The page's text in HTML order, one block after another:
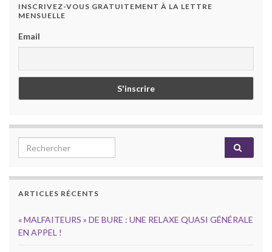
INSCRIVEZ-VOUS GRATUITEMENT À LA LETTRE
MENSUELLE
Email
Search for:
ARTICLES RÉCENTS
« MALFAITEURS » DE BURE : UNE RELAXE QUASI GÉNÉRALE
EN APPEL !